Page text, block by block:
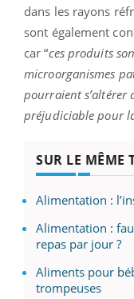
dans les rayons
sont également
car “ces produits
microorganismes
pourraient s’altérer
préjudiciable pour
SUR LE MÊME
Alimentation :
Alimentation :
repas par jour ?
Aliments pour
trompeuses